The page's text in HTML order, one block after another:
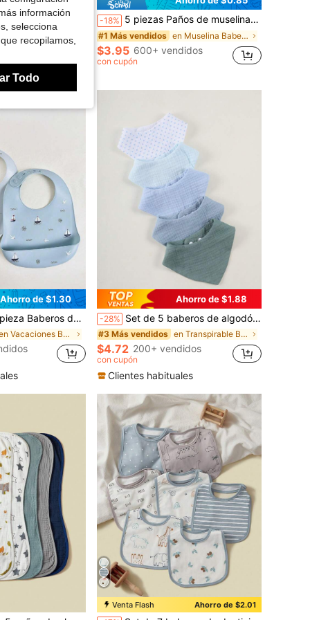
bebé, baberos bandana de algodón suave para babeo y dentición, colores sólidos unisex para niños y niñas, recién nacidos e infantes -18% 5 piezas Paños de muselina para bebé, toalla facial suave para recién nacidos, pañuelos pequeños reutilizables con estampados lindos y de múltiples usos
#1 Más vendidos en Muselina Baberos y paños para eructar para bebé
$3.95 600+ vendidos
con cupón
Ahorro de $1.30
ajustables, aptos para hervir, portátiles, diseño de dibujos animados, adecuados para uso diario del bebé y comidas al aire libre
en Vacaciones Baberos y paños para eructar para be
Ahorro de $1.88
-28% Set de 5 baberos de algodón musulmán para bebé, paños de algodón puro suaves y absorbentes con diseño triangular transpirable
#3 Más vendidos en Transpirable Baberos y paños para eructar para
$4.72 200+ vendidos
con cupón
Clientes habituales
en Baberos de tela Baberos y paños para eructar pa
Venta Flash Ahorro de $2.01
#5 Más vendidos
en Baberos de tela Baberos y paños para eructar pa
información
selecciona
recopilamos,
Todo